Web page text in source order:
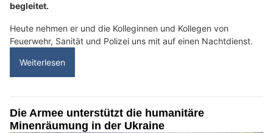
begleitet.
Heute nehmen er und die Kolleginnen und Kollegen von
Feuerwehr, Sanität und Polizei uns mit auf einen Nachtdienst.
Weiterlesen
Die Armee unterstützt die humanitäre
Minenräumung in der Ukraine